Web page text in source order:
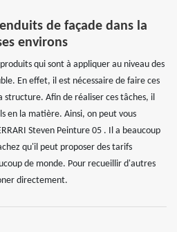
de façade dans la
environs
qui sont à appliquer au niveau des
En effet, il est nécessaire de faire ces
structure. Afin de réaliser ces tâches, il
en la matière. Ainsi, on peut vous
Steven Peinture 05 . Il a beaucoup
qu'il peut proposer des tarifs
de monde. Pour recueillir d'autres
directement.